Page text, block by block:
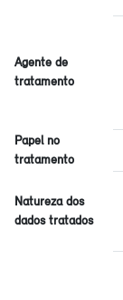
Agente de
tratamento
Papel no
tratamento
Natureza dos
dados tratados